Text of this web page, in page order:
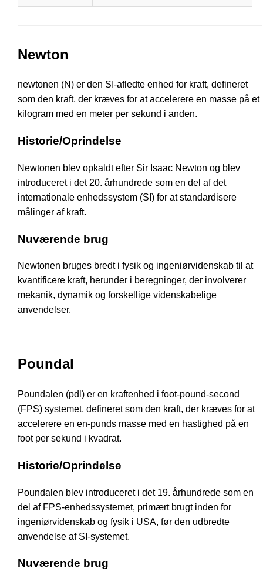
Newton
newtonen (N) er den SI-afledte enhed for kraft, defineret
som den kraft, der kræves for at accelerere en masse på et
kilogram med en meter per sekund i anden.
Historie/Oprindelse
Newtonen blev opkaldt efter Sir Isaac Newton og blev
introduceret i det 20. århundrede som en del af det
internationale enhedssystem (SI) for at standardisere
målinger af kraft.
Nuværende brug
Newtonen bruges bredt i fysik og ingeniørvidenskab til at
kvantificere kraft, herunder i beregninger, der involverer
mekanik, dynamik og forskellige videnskabelige
anvendelser.
Poundal
Poundalen (pdl) er en kraftenhed i foot-pound-second
(FPS) systemet, defineret som den kraft, der kræves for at
accelerere en en-punds masse med en hastighed på en
foot per sekund i kvadrat.
Historie/Oprindelse
Poundalen blev introduceret i det 19. århundrede som en
del af FPS-enhedssystemet, primært brugt inden for
ingeniørvidenskab og fysik i USA, før den udbredte
anvendelse af SI-systemet.
Nuværende brug